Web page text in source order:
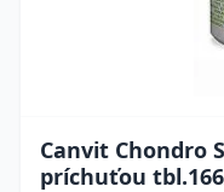
Canvit Chondro
príchuťou